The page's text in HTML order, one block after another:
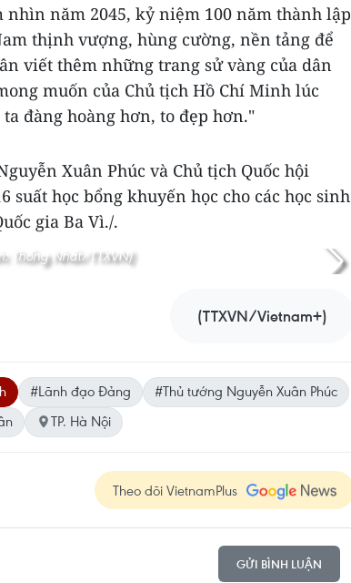
nhìn năm 2045, kỷ niệm 100 năm thành lập
thịnh vượng, hùng cường, nền tảng để
viết thêm những trang sử vàng của dân
muốn của Chủ tịch Hồ Chí Minh lúc
đàng hoàng hơn, to đẹp hơn."
Xuân Phúc và Chủ tịch Quốc hội
suất học bổng khuyến học cho các học sinh
gia Ba Vì./.
Thống Nhất/TTXVN)
(TTXVN/Vietnam+)
#Lãnh đạo Đảng
#Thủ tướng Nguyễn Xuân Phúc
TP. Hà Nội
Theo dõi VietnamPlus
GỬI BÌNH LUẬN